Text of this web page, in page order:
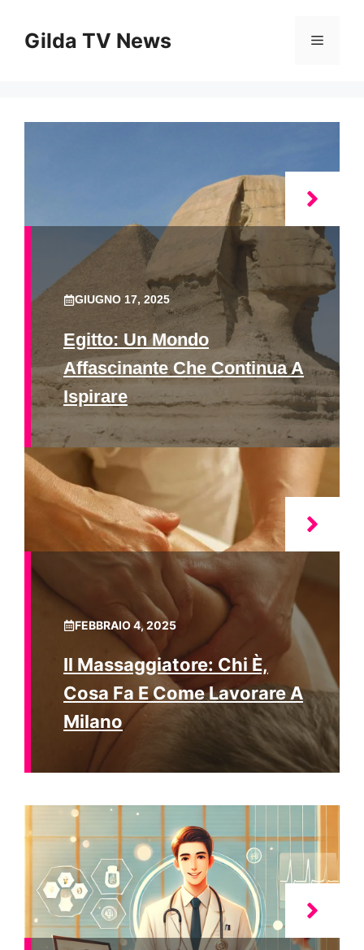
contenuto
Gilda TV News Menu
GIUGNO 17, 2025
Egitto: Un Mondo
Affascinante Che Continua A
Ispirare
FEBBRAIO 4, 2025
Il Massaggiatore: Chi È,
Cosa Fa E Come Lavorare A
Milano